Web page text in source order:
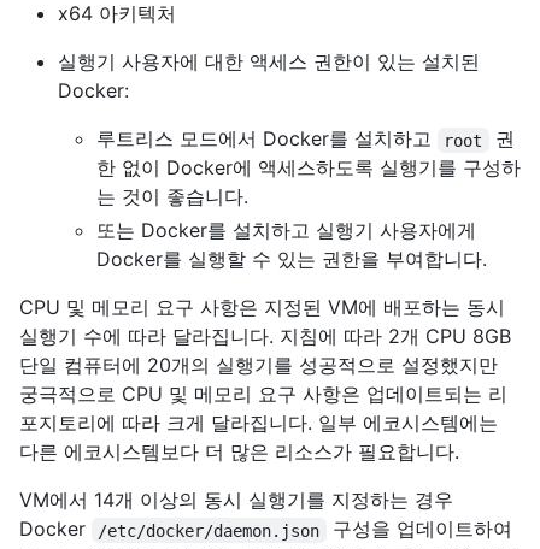
x64 아키텍처
실행기 사용자에 대한 액세스 권한이 있는 설치된
Docker:
루트리스 모드에서 Docker를 설치하고
root
권
한 없이 Docker에 액세스하도록 실행기를 구성하
는 것이 좋습니다.
또는 Docker를 설치하고 실행기 사용자에게
Docker를 실행할 수 있는 권한을 부여합니다.
CPU 및 메모리 요구 사항은 지정된 VM에 배포하는 동시
실행기 수에 따라 달라집니다. 지침에 따라 2개 CPU 8GB
단일 컴퓨터에 20개의 실행기를 성공적으로 설정했지만
궁극적으로 CPU 및 메모리 요구 사항은 업데이트되는 리
포지토리에 따라 크게 달라집니다. 일부 에코시스템에는
다른 에코시스템보다 더 많은 리소스가 필요합니다.
VM에서 14개 이상의 동시 실행기를 지정하는 경우
Docker
/etc/docker/daemon.json
구성을 업데이트하여